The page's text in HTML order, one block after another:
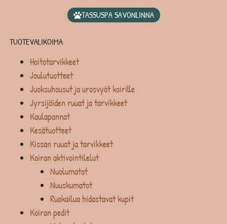
TASSUSPA SAVONLINNA
TUOTEVALIKOIMA
Hoitotarvikkeet
Joulutuotteet
Juoksuhousut ja urosvyöt koirille
Jyrsijöiden ruuat ja tarvikkeet
Kaulapannat
Kesätuotteet
Kissan ruuat ja tarvikkeet
Koiran aktivointilelut
Nuolumatot
Nuuskumatot
Ruokailua hidastavat kupit
Koiran pedit